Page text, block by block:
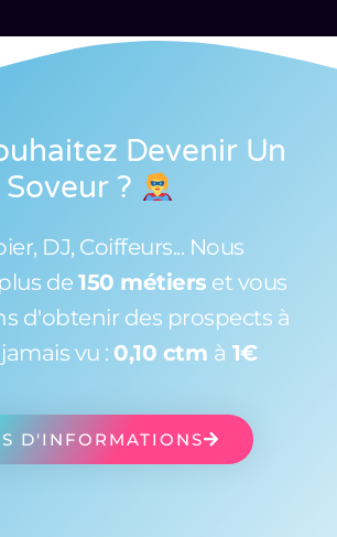
Devenir Un
Soveur ?
DJ, Coiffeurs... Nous
de 150 métiers et vous
d'obtenir des prospects à
vu : 0,10 ctm à 1€
D'INFORMATIONS